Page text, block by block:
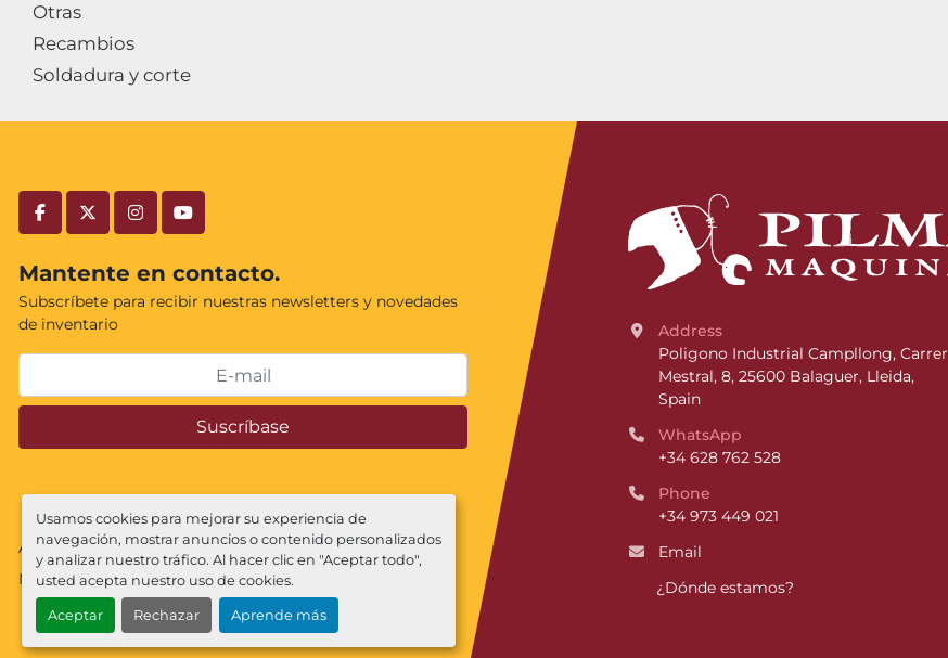
Usamos cookies para mejorar su experiencia de
navegación, mostrar anuncios o contenido personalizados
y analizar nuestro tráfico. Al hacer clic en "Aceptar todo",
usted acepta nuestro uso de cookies.
Aceptar Rechazar Aprende más
Otras
Recambios
Soldadura y corte
facebooktwitterinstagramyoutube
Mantente en contacto.
Subscríbete para recibir nuestras newsletters y novedades
de inventario
Suscríbase
Administrar cookies
Machinio Systemsitio web deMachinio
Address
Poligono Industrial Campllong, Carrer
Mestral, 8, 25600 Balaguer, Lleida,
Spain
WhatsApp
+34 628 762 528
Phone
+34 973 449 021
Email
¿Dónde estamos?